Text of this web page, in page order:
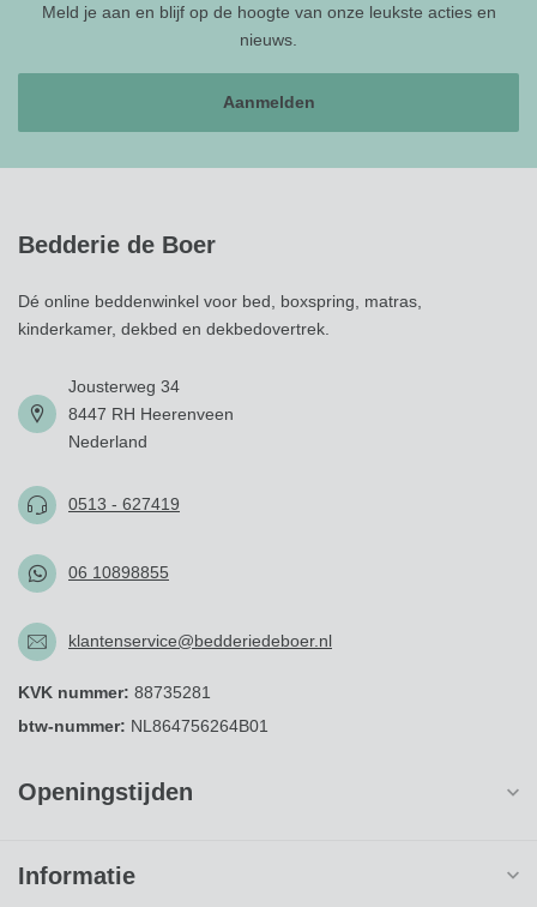
Meld je aan en blijf op de hoogte van onze leukste acties en
nieuws.
Aanmelden
Bedderie de Boer
Dé online beddenwinkel voor bed, boxspring, matras,
kinderkamer, dekbed en dekbedovertrek.
Jousterweg 34
8447 RH Heerenveen
Nederland
0513 - 627419
06 10898855
klantenservice@bedderiedeboer.nl
KVK nummer: 88735281
btw-nummer: NL864756264B01
Openingstijden
Informatie